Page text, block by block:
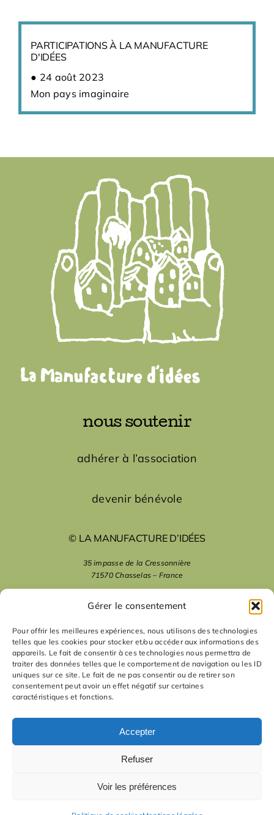
Gérer le consentement
Pour offrir les meilleures expériences, nous utilisons des technologies
telles que les cookies pour stocker et/ou accéder aux informations des
appareils. Le fait de consentir à ces technologies nous permettra de
traiter des données telles que le comportement de navigation ou les ID
uniques sur ce site. Le fait de ne pas consentir ou de retirer son
consentement peut avoir un effet négatif sur certaines
caractéristiques et fonctions.
Accepter
Refuser
Voir les préférences
PARTICIPATIONS À LA MANUFACTURE
D'IDÉES
24 août 2023
Mon pays imaginaire
nous soutenir
adhérer à l’association
devenir bénévole
© LA MANUFACTURE D’IDÉES
35 impasse de la Cressonnière
71570 Chasselas – France
mentions légales
nous suivre
nous contacter